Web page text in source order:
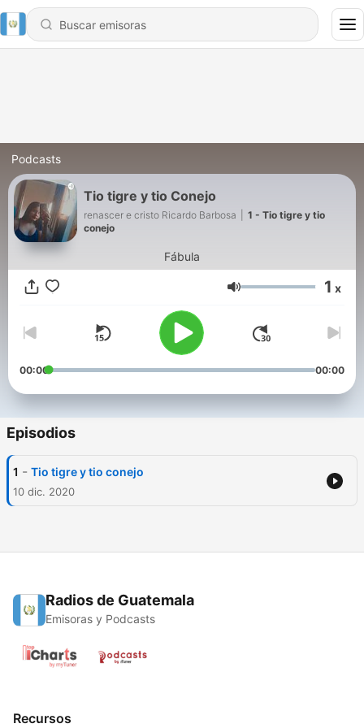
Podcasts
Tio tigre y tio Conejo
renascer e cristo Ricardo Barbosa
1 - Tio tigre y tio
conejo
Fábula
Volumen 1 x
00:00 00:00
Episodios
1 - Tio tigre y tio conejo
10 dic. 2020
Radios de Guatemala
Emisoras y Podcasts
Recursos